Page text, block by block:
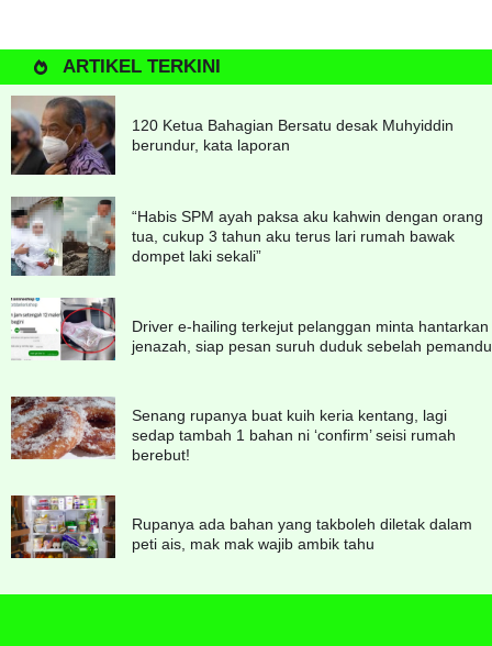
ARTIKEL TERKINI
120 Ketua Bahagian Bersatu desak Muhyiddin
berundur, kata laporan
“Habis SPM ayah paksa aku kahwin dengan orang
tua, cukup 3 tahun aku terus lari rumah bawak
dompet laki sekali”
Driver e-hailing terkejut pelanggan minta hantarkan
jenazah, siap pesan suruh duduk sebelah pemandu
Senang rupanya buat kuih keria kentang, lagi
sedap tambah 1 bahan ni ‘confirm’ seisi rumah
berebut!
Rupanya ada bahan yang takboleh diletak dalam
peti ais, mak mak wajib ambik tahu